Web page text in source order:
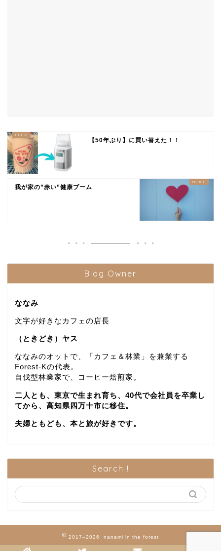
【50年ぶり】に買い替えた！！
我が家の”赤い”健康ブーム
Blog Owner
ななみ
文字が好きなカフェの店長
（ときどき）ヤス
ななみのオットで、「カフェ＆林業」を兼業する
Forest-Kの代表。
自伐型林業家で、コーヒー焙煎家。
二人とも、東京で生まれ育ち、40代で会社員を卒業し
てから、高知県四万十市に移住。
夫婦ともども、本と旅が好きです。
Search !
2017–2026 nanami in the forest